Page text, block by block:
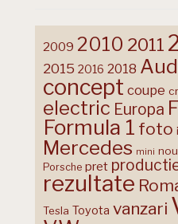
2009 2010 2011
2015 2016 2018
concept coupe
electric Europa
Formula 1 foto
Mercedes mini
Porsche pret
rezultate
Tesla Toyota vanzari